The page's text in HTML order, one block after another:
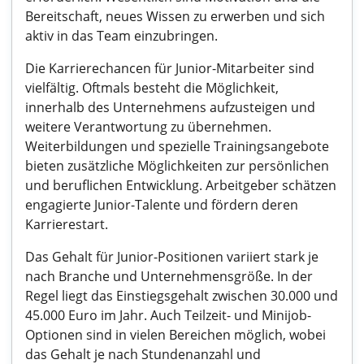
Bereitschaft, neues Wissen zu erwerben und sich
aktiv in das Team einzubringen.
Die Karrierechancen für Junior-Mitarbeiter sind
vielfältig. Oftmals besteht die Möglichkeit,
innerhalb des Unternehmens aufzusteigen und
weitere Verantwortung zu übernehmen.
Weiterbildungen und spezielle Trainingsangebote
bieten zusätzliche Möglichkeiten zur persönlichen
und beruflichen Entwicklung. Arbeitgeber schätzen
engagierte Junior-Talente und fördern deren
Karrierestart.
Das Gehalt für Junior-Positionen variiert stark je
nach Branche und Unternehmensgröße. In der
Regel liegt das Einstiegsgehalt zwischen 30.000 und
45.000 Euro im Jahr. Auch Teilzeit- und Minijob-
Optionen sind in vielen Bereichen möglich, wobei
das Gehalt je nach Stundenanzahl und